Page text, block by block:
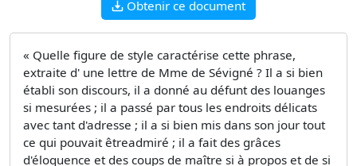
Obtenir ce document
« Quelle figure de style caractérise cette phrase,
extraite d' une lettre de Mme de Sévigné ? Il a si bien
établi son discours, il a donné au défunt des louanges
si mesurées ; il a passé par tous les endroits délicats
avec tant d'adresse ; il a si bien mis dans son jour tout
ce qui pouvait êtreadmiré ; il a fait des grâces
d'éloquence et des coups de maître si à propos et de si